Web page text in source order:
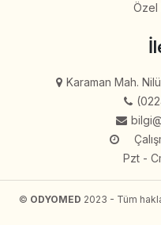
Özel
Karaman Mah.
Pzt -
© ODYOMED 2023 - Tüm